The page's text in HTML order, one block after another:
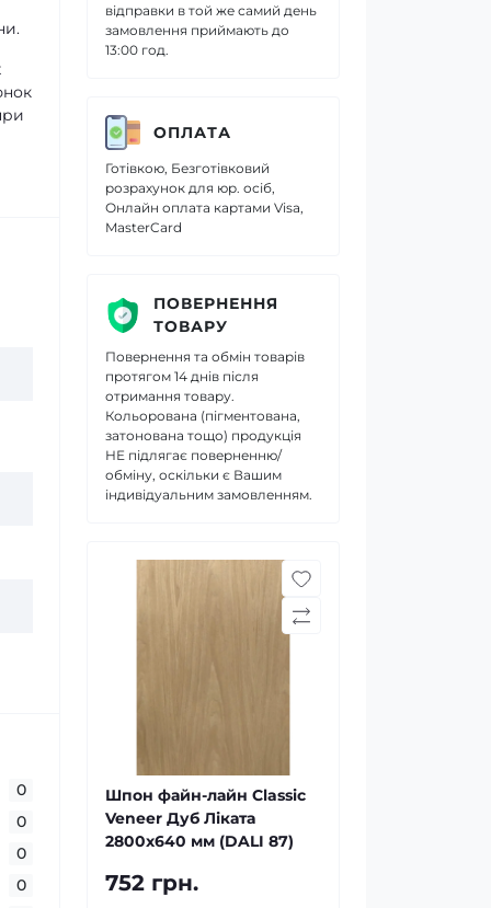
0
0
0
0
відправки в той же самий день
замовлення приймають до
13:00 год.
ОПЛАТА
Готівкою, Безготівковий
розрахунок для юр. осіб,
Онлайн оплата картами Visa,
MasterCard
ПОВЕРНЕННЯ
ТОВАРУ
Повернення та обмін товарів
протягом 14 днів після
отримання товару.
Кольорована (пігментована,
затонована тощо) продукція
НЕ підлягає поверненню/
обміну, оскільки є Вашим
індивідуальним замовленням.
Шпон файн-лайн Classic
Veneer Дуб Ліката
2800x640 мм (DALI 87)
752 грн.